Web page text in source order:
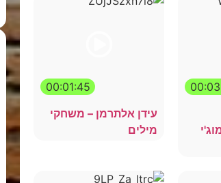
00:01:45
עידן אלתרמן – משחקי
מילים